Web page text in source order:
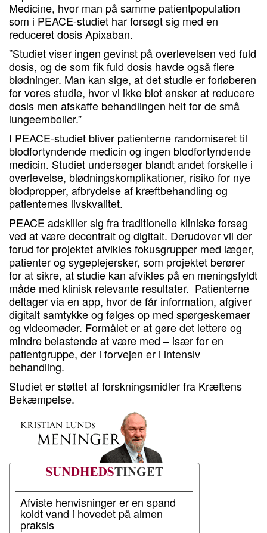
Medicine, hvor man på samme patientpopulation
som i PEACE-studiet har forsøgt sig med en
reduceret dosis Apixaban.
”Studiet viser ingen gevinst på overlevelsen ved fuld
dosis, og de som fik fuld dosis havde også flere
blødninger. Man kan sige, at det studie er forløberen
for vores studie, hvor vi ikke blot ønsker at reducere
dosis men afskaffe behandlingen helt for de små
lungeembolier.”
I PEACE-studiet bliver patienterne randomiseret til
blodfortyndende medicin og ingen blodfortyndende
medicin. Studiet undersøger blandt andet forskelle i
overlevelse, blødningskomplikationer, risiko for nye
blodpropper, afbrydelse af kræftbehandling og
patienternes livskvalitet.
PEACE adskiller sig fra traditionelle kliniske forsøg
ved at være decentralt og digitalt. Derudover vil der
forud for projektet afvikles fokusgrupper med læger,
patienter og sygeplejersker, som projektet berører
for at sikre, at studie kan afvikles på en meningsfyldt
måde med klinisk relevante resultater. Patienterne
deltager via en app, hvor de får information, afgiver
digitalt samtykke og følges op med spørgeskemaer
og videomøder. Formålet er at gøre det lettere og
mindre belastende at være med – især for en
patientgruppe, der i forvejen er i intensiv
behandling.
Studiet er støttet af forskningsmidler fra Kræftens
Bekæmpelse.
Afviste henvisninger er en spand
koldt vand i hovedet på almen
praksis